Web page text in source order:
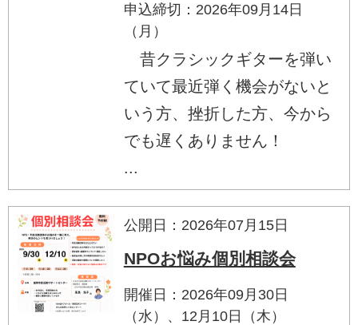
申込締切：2026年09月14日
（月）
昔クラシックギターを弾い
ていて最近弾く機会がないと
いう方、挫折した方、今から
でも遅くありません！
...
公開日：2026年07月15日
NPOお悩み個別相談会
開催日：2026年09月30日
（水）、12月10日（木）